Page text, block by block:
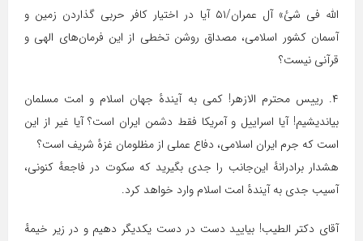
الله فی شئ» آل عمران/۵۱ آیا در اختیار کافر حربی گذاردن زمین و
آسمان کشور اسلامی، مصداق روشن تخطی از این فرمان‌های الهی و
قرآنی نیست؟
۴. رییس محترم الازهر! کمی به آیندهٔ جهان اسلام و امت مسلمان
بیاندیشیم! آیا اسراییل و آمریکا فقط دشمن ایران است؟ آیا غیر از این
است که جرم ایران اسلامی، دفاع عملی از مظلومان غزهٔ شریف است؟
هشدار برادرانهٔ این‌جانب را جدی بگیرید که سکوت در فاجعهٔ کنونی،
آسیب جدی به آیندهٔ امت اسلام وارد خواهد کرد.
آقای دکتر الطیب! بیایید دست در دست یکدیگر دهیم و در زیر خیمهٔ